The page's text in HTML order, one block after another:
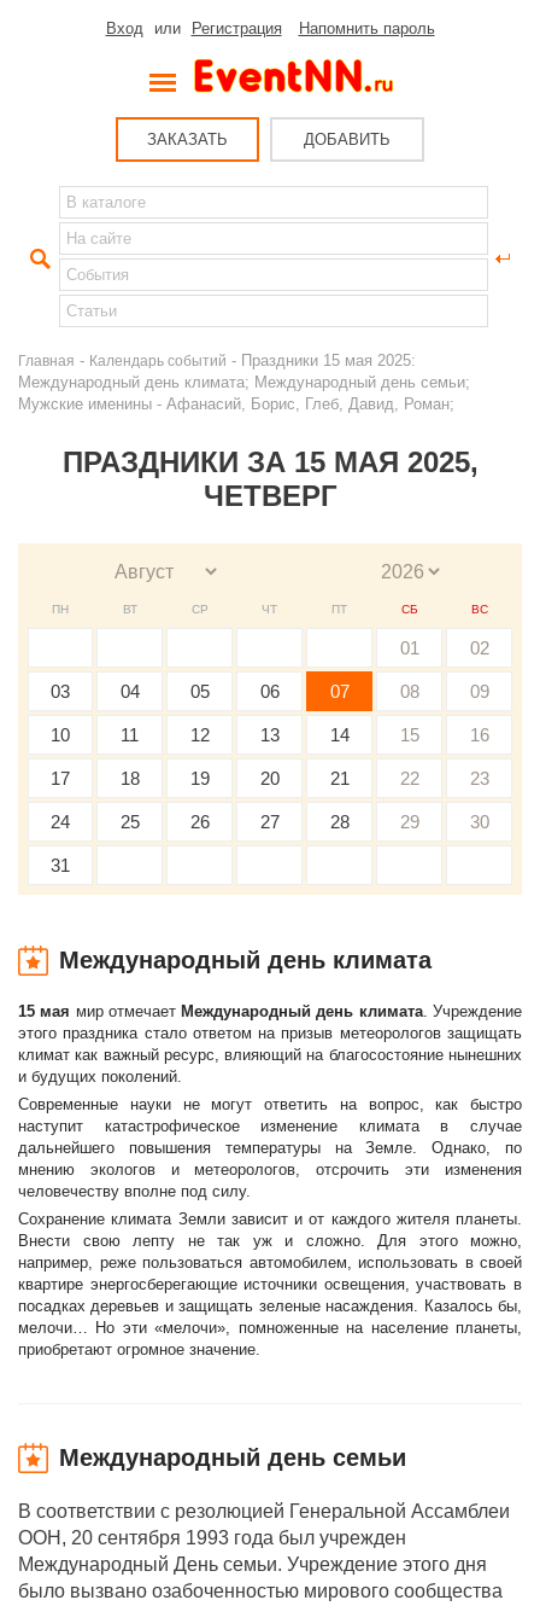
Вход или Регистрация Напомнить пароль
ЗАКАЗАТЬ ДОБАВИТЬ
Главная - Календарь событий - Праздники 15 мая 2025:
Международный день климата; Международный день семьи;
Мужские именины - Афанасий, Борис, Глеб, Давид, Роман;
ПРАЗДНИКИ ЗА 15 МАЯ 2025,
ЧЕТВЕРГ
ПН ВТ СР ЧТ ПТ СБ ВС
01 02
03 04 05 06 07 08 09
10 11 12 13 14 15 16
17 18 19 20 21 22 23
24 25 26 27 28 29 30
31
Международный день климата
15 мая мир отмечает Международный день климата. Учреждение
этого праздника стало ответом на призыв метеорологов защищать
климат как важный ресурс, влияющий на благосостояние нынешних
и будущих поколений.
Современные науки не могут ответить на вопрос, как быстро
наступит катастрофическое изменение климата в случае
дальнейшего повышения температуры на Земле. Однако, по
мнению экологов и метеорологов, отсрочить эти изменения
человечеству вполне под силу.
Сохранение климата Земли зависит и от каждого жителя планеты.
Внести свою лепту не так уж и сложно. Для этого можно,
например, реже пользоваться автомобилем, использовать в своей
квартире энергосберегающие источники освещения, участвовать в
посадках деревьев и защищать зеленые насаждения. Казалось бы,
мелочи… Но эти «мелочи», помноженные на население планеты,
приобретают огромное значение.
Международный день семьи
В соответствии с резолюцией Генеральной Ассамблеи
ООН, 20 сентября 1993 года был учрежден
Международный День семьи. Учреждение этого дня
было вызвано озабоченностью мирового сообщества